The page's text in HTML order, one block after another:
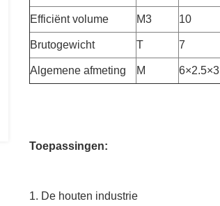
Efficiënt volume M3 10
Brutogewicht T 7
Algemene afmeting M 6×2.5×3
Toepassingen:
1. De houten industrie